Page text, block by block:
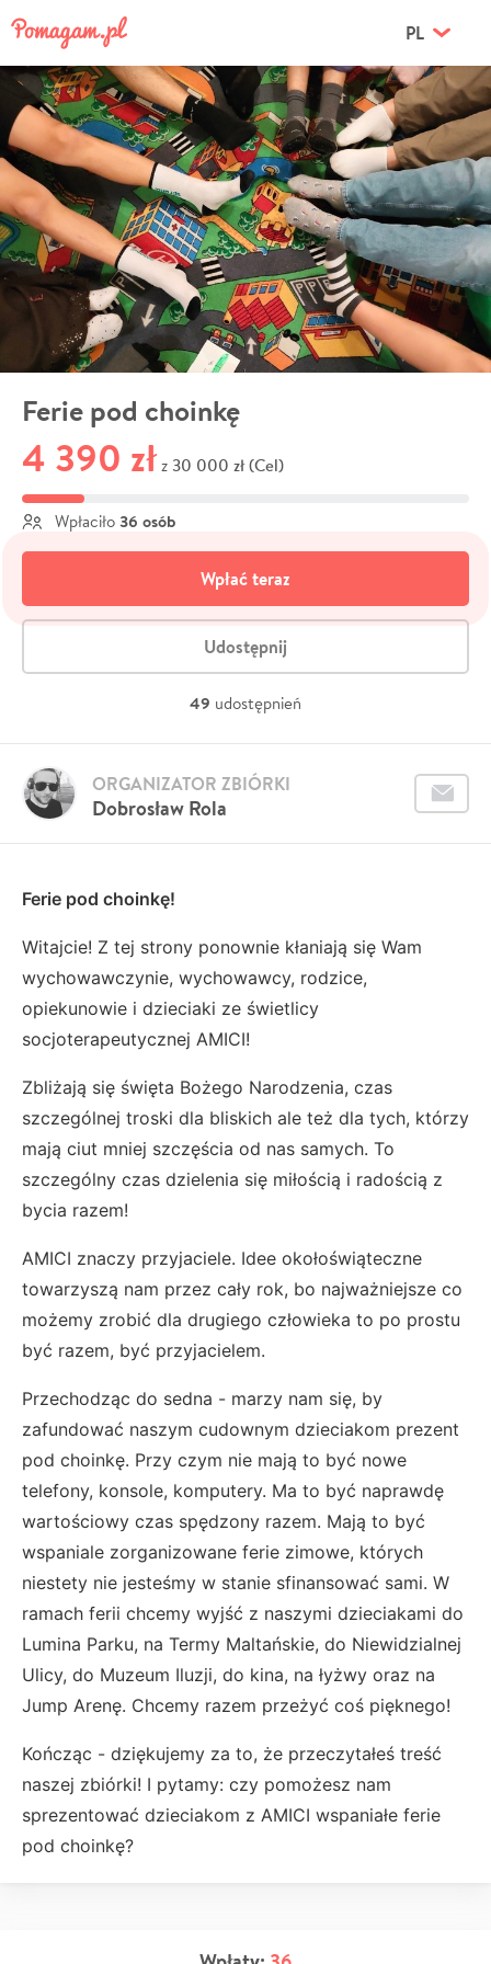
PL
Ferie pod choinkę
4 390 zł z 30 000 zł (Cel)
Wpłaciło 36 osób
Wpłać teraz
Udostępnij
49 udostępnień
Dobrosław Rola
ORGANIZATOR ZBIÓRKI
Ferie pod choinkę!
Witajcie! Z tej strony ponownie kłaniają się Wam
wychowawczynie, wychowawcy, rodzice,
opiekunowie i dzieciaki ze świetlicy
socjoterapeutycznej AMICI!
Zbliżają się święta Bożego Narodzenia, czas
szczególnej troski dla bliskich ale też dla tych, którzy
mają ciut mniej szczęścia od nas samych. To
szczególny czas dzielenia się miłością i radością z
bycia razem!
AMICI znaczy przyjaciele. Idee okołoświąteczne
towarzyszą nam przez cały rok, bo najważniejsze co
możemy zrobić dla drugiego człowieka to po prostu
być razem, być przyjacielem.
Przechodząc do sedna - marzy nam się, by
zafundować naszym cudownym dzieciakom prezent
pod choinkę. Przy czym nie mają to być nowe
telefony, konsole, komputery. Ma to być naprawdę
wartościowy czas spędzony razem. Mają to być
wspaniale zorganizowane ferie zimowe, których
niestety nie jesteśmy w stanie sfinansować sami. W
ramach ferii chcemy wyjść z naszymi dzieciakami do
Lumina Parku, na Termy Maltańskie, do Niewidzialnej
Ulicy, do Muzeum Iluzji, do kina, na łyżwy oraz na
Jump Arenę. Chcemy razem przeżyć coś pięknego!
Kończąc - dziękujemy za to, że przeczytałeś treść
naszej zbiórki! I pytamy: czy pomożesz nam
sprezentować dzieciakom z AMICI wspaniałe ferie
pod choinkę?